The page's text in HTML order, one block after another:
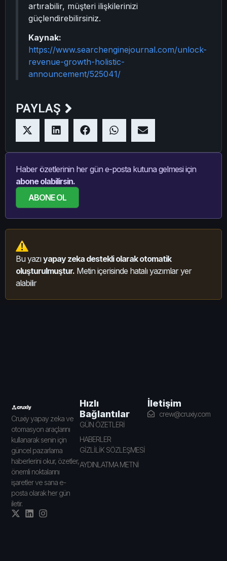
artırabilir, müşteri ilişkilerinizi
güçlendirebilirsiniz.
Kaynak:
https://www.searchenginejournal.com/unlock-
revenue-growth-holistic-
announcement/525041/
PAYLAŞ
Haber özetlerinin her gün e-posta kutuna gelmesi için
abone olabilirsin.
ABONE OL
Bu yazıyapay zeka destekli olarak otomatik
oluşturulmuştur. Metin içerisinde hatalı yazımlar yer
alabilir
Cruxiy yapay zeka ve
otomasyon araçlarını
kullanarak senin için
güncel pazarlama
haberlerini okur, özetler,
önemli noktalarını
işaretler ve sana e-
posta olarak her gün
iletir.
Hızlı
Bağlantılar
GÜN ÖZETLERİ
HABERLER
GİZLİLİK SÖZLEŞMESİ
AYDINLATMA METNİ
İletişim
crew@cruxiy.com